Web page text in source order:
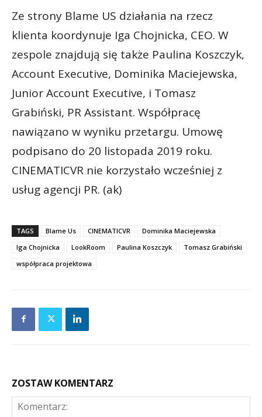
Ze strony Blame US działania na rzecz
klienta koordynuje Iga Chojnicka, CEO. W
zespole znajdują się także Paulina Koszczyk,
Account Executive, Dominika Maciejewska,
Junior Account Executive, i Tomasz
Grabiński, PR Assistant. Współpracę
nawiązano w wyniku przetargu. Umowę
podpisano do 20 listopada 2019 roku.
CINEMATICVR nie korzystało wcześniej z
usług agencji PR. (ak)
TAGS Blame Us CINEMATICVR
Dominika Maciejewska
Iga Chojnicka
LookRoom Paulina Koszczyk
Tomasz Grabiński
współpraca projektowa
ZOSTAW KOMENTARZ